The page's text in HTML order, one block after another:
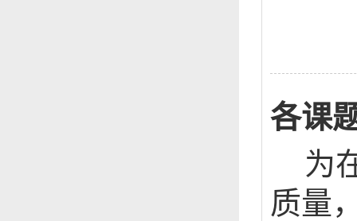
各课
为
质量